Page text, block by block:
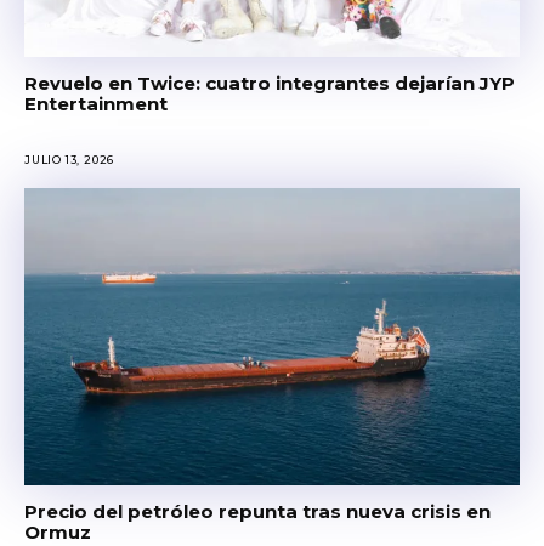
Revuelo en Twice: cuatro integrantes dejarían JYP
Entertainment
JULIO 13, 2026
Precio del petróleo repunta tras nueva crisis en
Ormuz